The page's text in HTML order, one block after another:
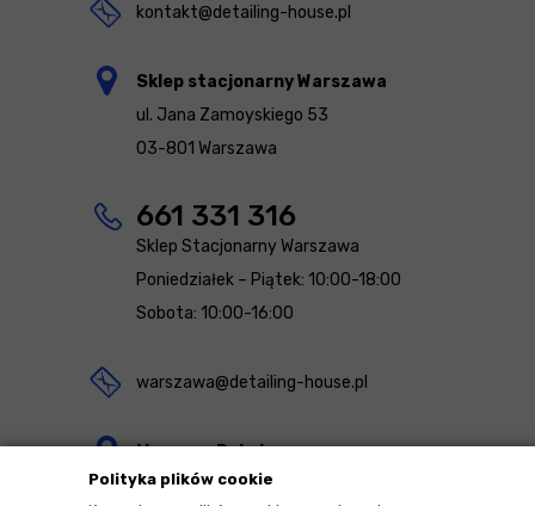
Polityka plików cookie
kontakt@detailing-house.pl
Sklep stacjonarny Warszawa
ul. Jana Zamoyskiego 53
03-801 Warszawa
661 331 316
Sklep Stacjonarny Warszawa
Poniedziałek – Piątek: 10:00-18:00
Sobota: 10:00-16:00
warszawa@detailing-house.pl
Magazyn Rekcin
Nomos Sp. z o.o. sp.k.